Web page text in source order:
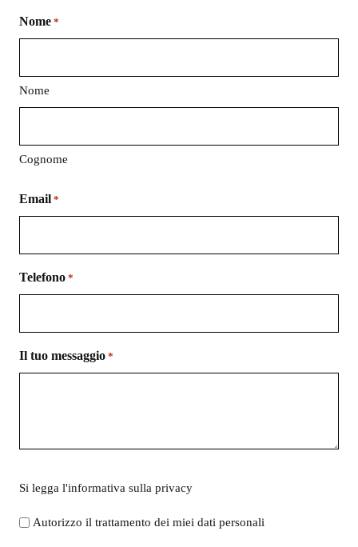
Nome *
Nome
Cognome
Email *
Telefono *
Il tuo messaggio *
legga
l'informativa
Si legga l'informativa sulla privacy
Autorizzo il trattamento dei miei dati personali